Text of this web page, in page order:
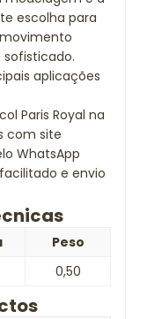
escolha para
aplicações
Paris Royal na
com site
WhatsApp
e envio
Peso
0,50